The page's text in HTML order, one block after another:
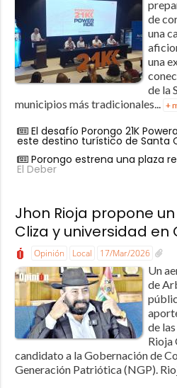
de
una
una
de la
municipios más tradicionales...
+
El desafío Porongo 21K
este destino turístico de Santa
Porongo estrena una plaza
El Deber
Jhon Rioja propone
Cliza y universidad en
Opinión Local 17/Mar/2026
Un
de
de
Rioja
candidato a la Gobernación de
Generación Patriótica (NGP).